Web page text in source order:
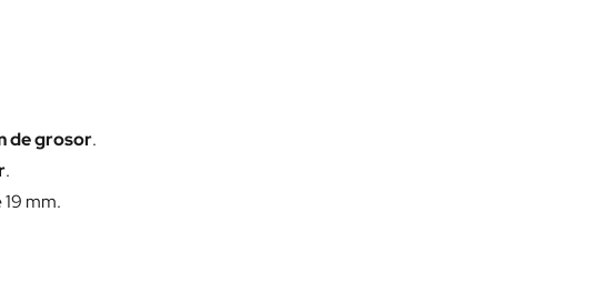
de grosor.
.
mm.